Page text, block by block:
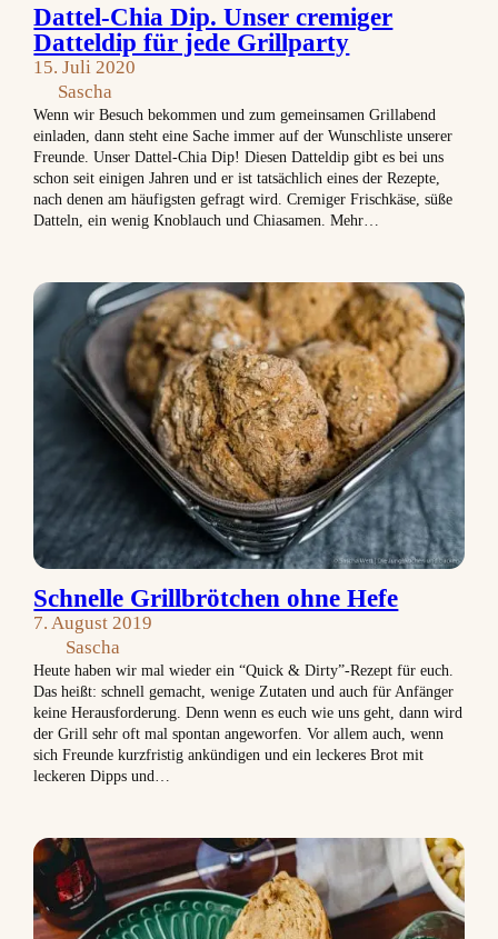
Dattel-Chia Dip. Unser cremiger
Datteldip für jede Grillparty
15. Juli 2020
Sascha
Wenn wir Besuch bekommen und zum gemeinsamen Grillabend
einladen, dann steht eine Sache immer auf der Wunschliste unserer
Freunde. Unser Dattel-Chia Dip! Diesen Datteldip gibt es bei uns
schon seit einigen Jahren und er ist tatsächlich eines der Rezepte,
nach denen am häufigsten gefragt wird. Cremiger Frischkäse, süße
Datteln, ein wenig Knoblauch und Chiasamen. Mehr…
Schnelle Grillbrötchen ohne Hefe
7. August 2019
Sascha
Heute haben wir mal wieder ein “Quick & Dirty”-Rezept für euch.
Das heißt: schnell gemacht, wenige Zutaten und auch für Anfänger
keine Herausforderung. Denn wenn es euch wie uns geht, dann wird
der Grill sehr oft mal spontan angeworfen. Vor allem auch, wenn
sich Freunde kurzfristig ankündigen und ein leckeres Brot mit
leckeren Dipps und…